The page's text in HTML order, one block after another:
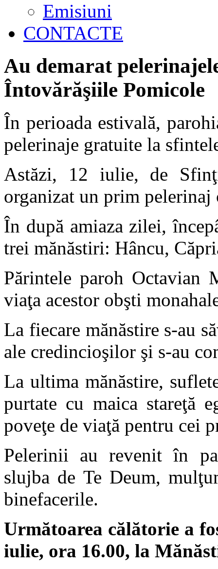
Emisiuni
CONTACTE
Au demarat
Întovărăşiile Pomicole
În perioada estivală,
pelerinaje gratuite la
Astăzi, 12 iulie, de
organizat un prim
În după amiaza zilei,
trei mănăstiri: Hâncu,
Părintele paroh
viaţa acestor obşti
La fiecare mănăstire s-au
ale credincioşilor şi s-au
La ultima mănăstire,
purtate cu maica stareţă
poveţe de viaţă pentru cei
Pelerinii au revenit în
slujba de Te Deum,
binefacerile.
Următoarea călătorie a
iulie, ora 16.00, la